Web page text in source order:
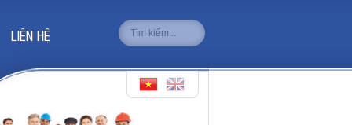
LIÊN HỆ